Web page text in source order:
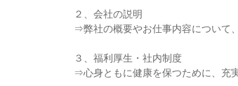
２、会社の説明
⇒弊社の概要やお仕事内容について
３、福利厚生・社内制度
⇒心身ともに健康を保つために、充